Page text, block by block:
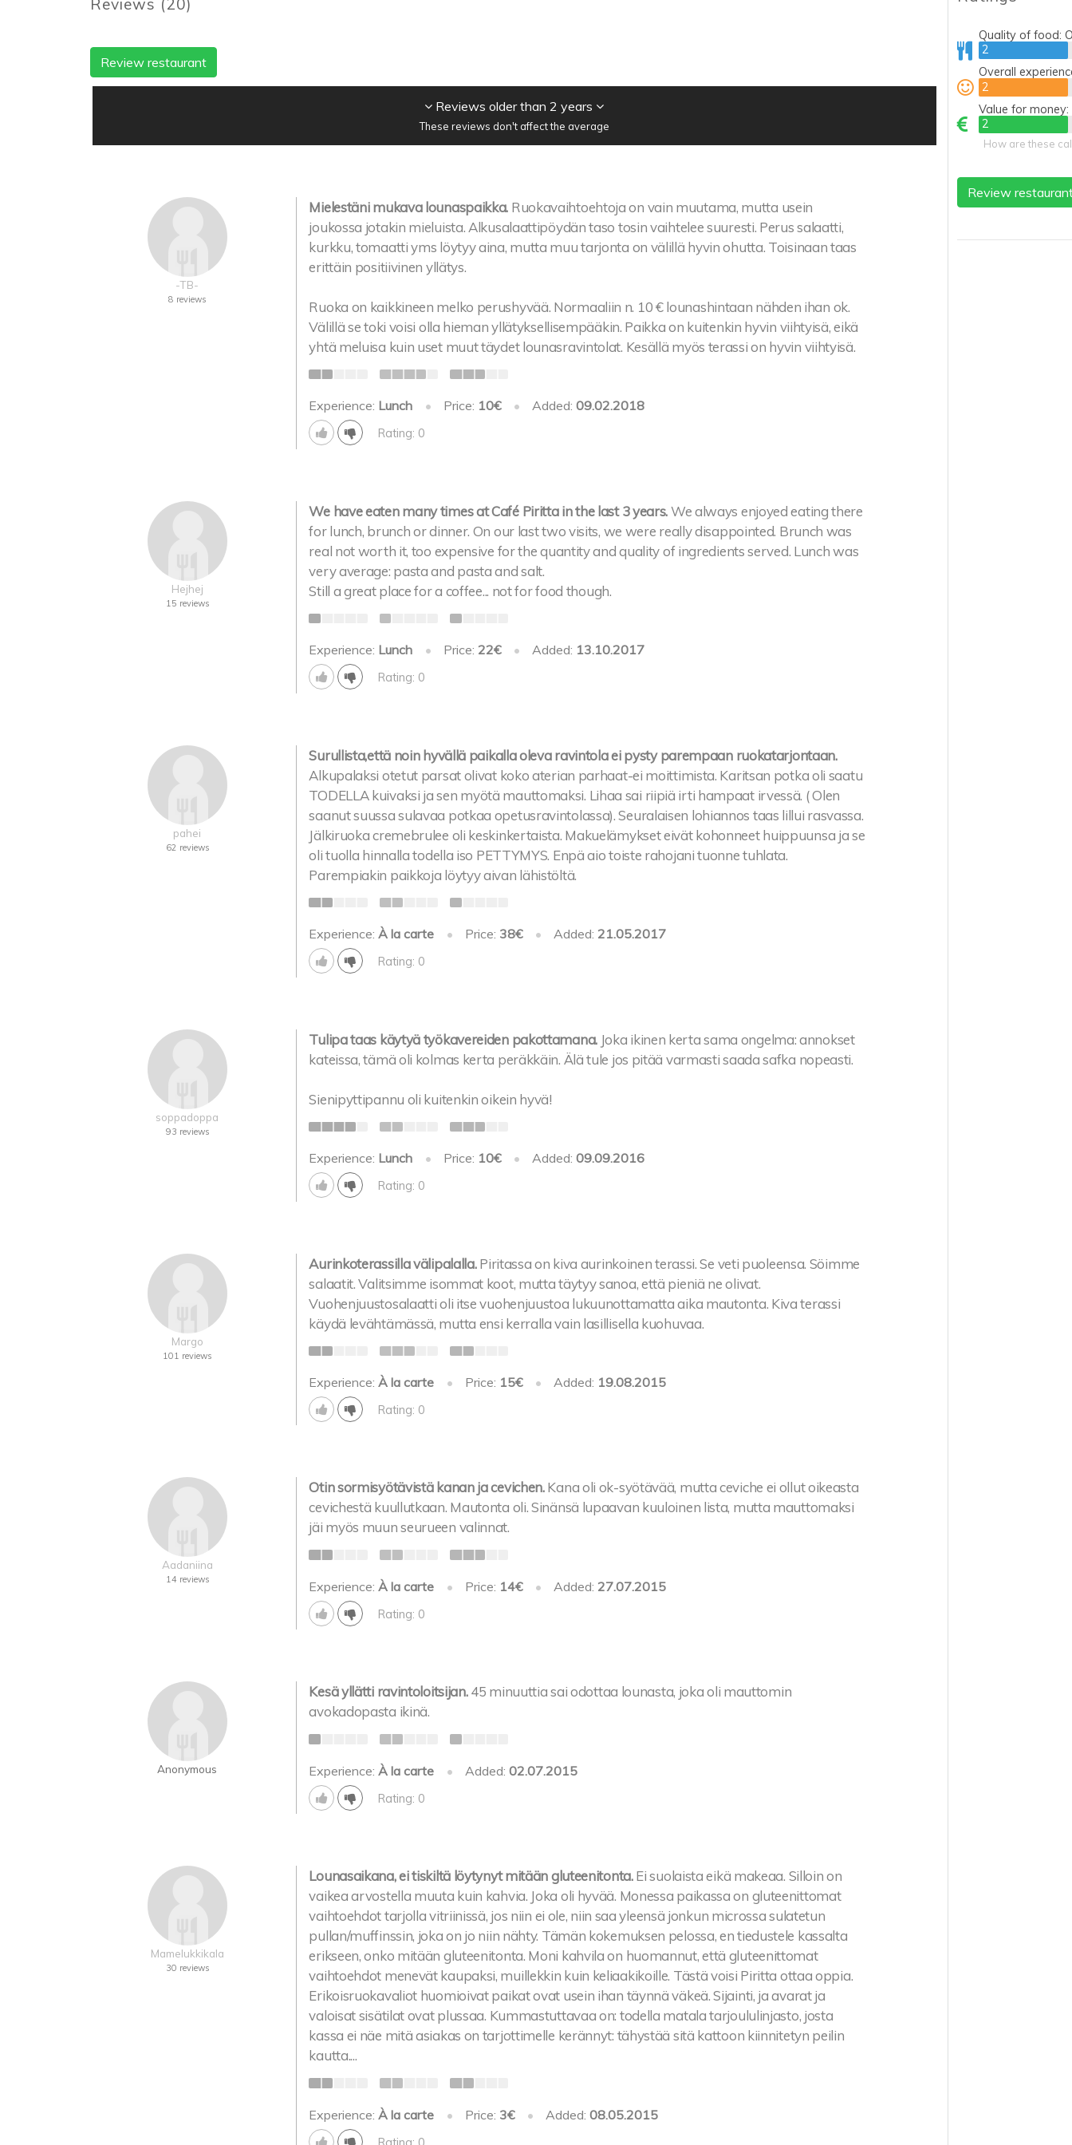
Quality of food:
2
2
Overall
2
2
Value for money:
2
2
How are these
Review
Reviews (20)
Review restaurant
Reviews older than 2 years
These reviews don't affect the average
-TB-
8 reviews
Mielestäni mukava lounaspaikka. Ruokavaihtoehtoja on vain muutama, mutta usein
joukossa jotakin mieluista. Alkusalaattipöydän taso tosin vaihtelee suuresti. Perus salaatti,
kurkku, tomaatti yms löytyy aina, mutta muu tarjonta on välillä hyvin ohutta. Toisinaan taas
erittäin positiivinen yllätys.
Ruoka on kaikkineen melko perushyvää. Normaaliin n. 10 € lounashintaan nähden ihan ok.
Välillä se toki voisi olla hieman yllätyksellisempääkin. Paikka on kuitenkin hyvin viihtyisä, eikä
yhtä meluisa kuin uset muut täydet lounasravintolat. Kesällä myös terassi on hyvin viihtyisä.
Experience: Lunch • Price: 10€ • Added:09.02.2018
Rating: 0
Hejhej
15 reviews
We have eaten many times at Café Piritta in the last 3 years.We always enjoyed eating there
for lunch, brunch or dinner. On our last two visits, we were really disappointed. Brunch was
real not worth it, too expensive for the quantity and quality of ingredients served. Lunch was
very average: pasta and pasta and salt.
Still a great place for a coffee... not for food though.
Experience: Lunch • Price: 22€ • Added: 13.10.2017
Rating: 0
pahei
62 reviews
Surullista,että noin hyvällä paikalla oleva ravintola ei pysty parempaan ruokatarjontaan.
Alkupalaksi otetut parsat olivat koko aterian parhaat-ei moittimista. Karitsan potka oli saatu
TODELLA kuivaksi ja sen myötä mauttomaksi. Lihaa sai riipiä irti hampaat irvessä. ( Olen
saanut suussa sulavaa potkaa opetusravintolassa). Seuralaisen lohiannos taas lillui rasvassa.
Jälkiruoka cremebrulee oli keskinkertaista. Makuelämykset eivät kohonneet huippuunsa ja se
oli tuolla hinnalla todella iso PETTYMYS. Enpä aio toiste rahojani tuonne tuhlata.
Parempiakin paikkoja löytyy aivan lähistöltä.
Experience:À la carte • Price: 38€ • Added: 21.05.2017
Rating: 0
soppadoppa
93 reviews
Tulipa taas käytyä työkavereiden pakottamana. Joka ikinen kerta sama ongelma: annokset
kateissa, tämä oli kolmas kerta peräkkäin. Älä tule jos pitää varmasti saada safka nopeasti.
Sienipyttipannu oli kuitenkin oikein hyvä!
Experience: Lunch • Price: 10€ • Added:09.09.2016
Rating: 0
Margo
101 reviews
Aurinkoterassilla välipalalla. Piritassa on kiva aurinkoinen terassi. Se veti puoleensa. Söimme
salaatit. Valitsimme isommat koot, mutta täytyy sanoa, että pieniä ne olivat.
Vuohenjuustosalaatti oli itse vuohenjuustoa lukuunottamatta aika mautonta. Kiva terassi
käydä levähtämässä, mutta ensi kerralla vain lasillisella kuohuvaa.
Experience:À la carte • Price: 15€ • Added: 19.08.2015
Rating: 0
Aadaniina
14 reviews
Otin sormisyötävistä kanan ja cevichen. Kana oli ok-syötävää, mutta ceviche ei ollut oikeasta
cevichestä kuullutkaan. Mautonta oli. Sinänsä lupaavan kuuloinen lista, mutta mauttomaksi
jäi myös muun seurueen valinnat.
Experience:À la carte • Price: 14€ • Added: 27.07.2015
Rating: 0
Anonymous
Kesä yllätti ravintoloitsijan. 45 minuuttia sai odottaa lounasta, joka oli mauttomin
avokadopasta ikinä.
Experience:À la carte • Added: 02.07.2015
Rating: 0
Mamelukkikala
30 reviews
Lounasaikana, ei tiskiltä löytynyt mitään gluteenitonta. Ei suolaista eikä makeaa. Silloin on
vaikea arvostella muuta kuin kahvia. Joka oli hyvää. Monessa paikassa on gluteenittomat
vaihtoehdot tarjolla vitriinissä, jos niin ei ole, niin saa yleensä jonkun microssa sulatetun
pullan/muffinssin, joka on jo niin nähty. Tämän kokemuksen pelossa, en tiedustele kassalta
erikseen, onko mitään gluteenitonta. Moni kahvila on huomannut, että gluteenittomat
vaihtoehdot menevät kaupaksi, muillekkin kuin keliaakikoille. Tästä voisi Piritta ottaa oppia.
Erikoisruokavaliot huomioivat paikat ovat usein ihan täynnä väkeä. Sijainti, ja avarat ja
valoisat sisätilat ovat plussaa. Kummastuttavaa on: todella matala tarjoululinjasto, josta
kassa ei näe mitä asiakas on tarjottimelle kerännyt: tähystää sitä kattoon kiinnitetyn peilin
kautta....
Experience:À la carte • Price: 3€ • Added:08.05.2015